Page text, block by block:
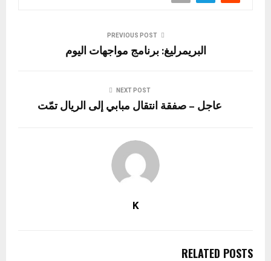
PREVIOUS POST
البريمرليغ: برنامج مواجهات اليوم
NEXT POST
عاجل – صفقة انتقال مبابي إلى الريال تمّت
K
RELATED POSTS